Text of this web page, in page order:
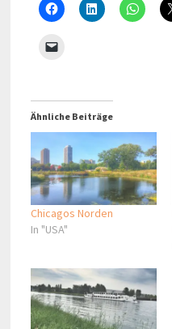
Ähnliche Beiträge
Chicagos Norden
In "USA"